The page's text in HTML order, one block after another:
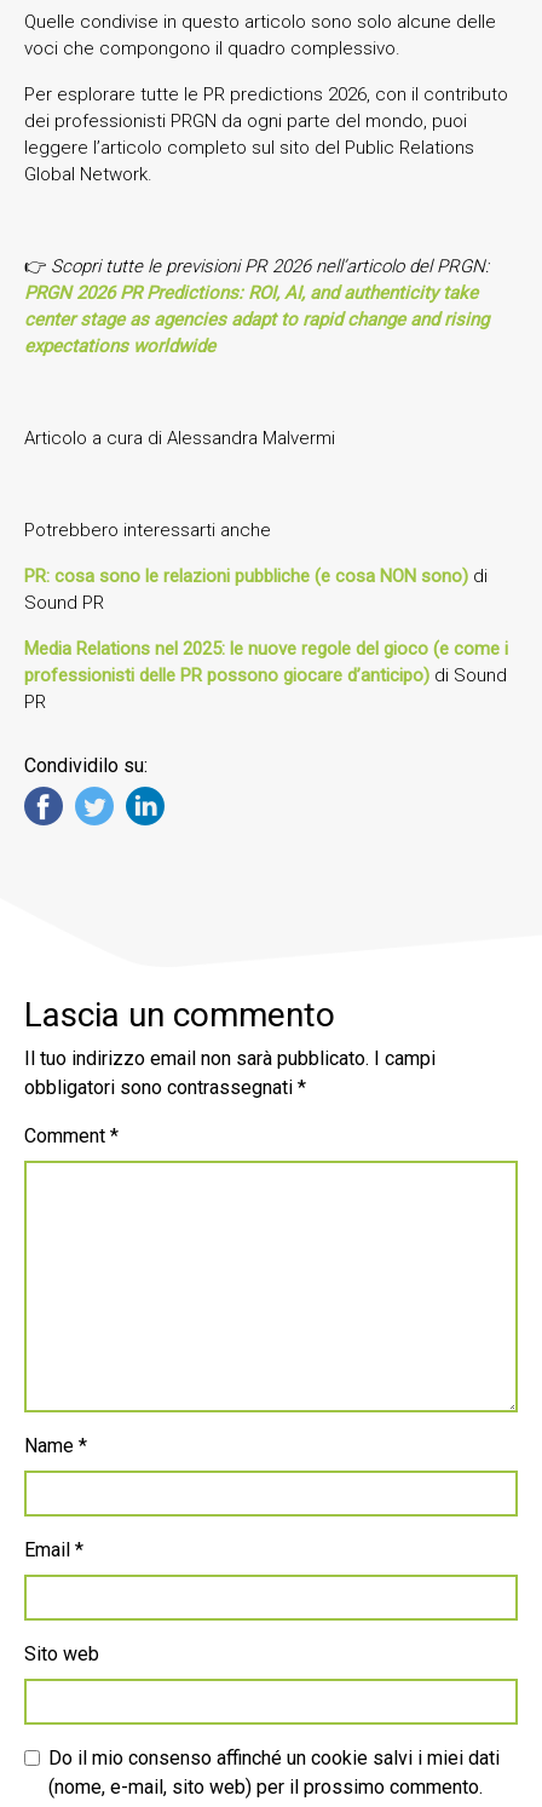
Quelle condivise in questo articolo sono solo alcune delle
voci che compongono il quadro complessivo.
Per esplorare tutte le PR predictions 2026, con il contributo
dei professionisti PRGN da ogni parte del mondo, puoi
leggere l’articolo completo sul sito del Public Relations
Global Network.
👉 Scopri tutte le previsioni PR 2026 nell’articolo del PRGN:
PRGN 2026 PR Predictions: ROI, AI, and authenticity take
center stage as agencies adapt to rapid change and rising
expectations worldwide
Articolo a cura di Alessandra Malvermi
Potrebbero interessarti anche
PR: cosa sono le relazioni pubbliche (e cosa NON sono) di
Sound PR
Media Relations nel 2025: le nuove regole del gioco (e come i
professionisti delle PR possono giocare d’anticipo) di Sound
PR
Condividilo su:
Lascia un commento
Il tuo indirizzo email non sarà pubblicato.
I campi
obbligatori sono contrassegnati *
Comment *
Name *
Email *
Sito web
Do il mio consenso affinché un cookie salvi i miei dati
(nome, e-mail, sito web) per il prossimo commento.